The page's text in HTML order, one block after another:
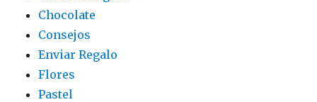
Chocolate
Consejos
Enviar Regalo
Flores
Pastel